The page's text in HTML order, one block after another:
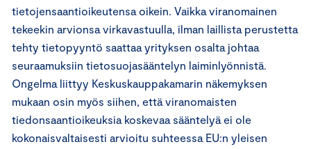
tietojensaantioikeutensa oikein. Vaikka viranomainen
tekeekin arvionsa virkavastuulla, ilman laillista perustetta
tehty tietopyyntö saattaa yrityksen osalta johtaa
seuraamuksiin tietosuojasääntelyn laiminlyönnistä.
Ongelma liittyy Keskuskauppakamarin näkemyksen
mukaan osin myös siihen, että viranomaisten
tiedonsaantioikeuksia koskevaa sääntelyä ei ole
kokonaisvaltaisesti arvioitu suhteessa EU:n yleisen